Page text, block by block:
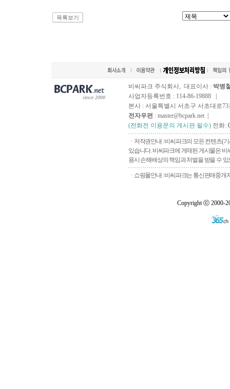
목록보기
since 2000
비씨파크 주식회사, 대표이사 : 박병
사업자등록번호 : 114-86-19888 |
본사 : 서울특별시 서초구 서초대로73
전자우편 : master@bcpark.net |
(전화전 이용문의 게시판 필수) 전화:
ㆍ저작권안내 : 비씨파크의 모든 컨텐츠(
있습니다. 비씨파크에 게재된 게시물은
용시 손해배상의 책임과 처벌을 받을 수
ㆍ쇼핑몰안내 : 비씨파크는 통신판매중개
Copyright ⓒ 2000-